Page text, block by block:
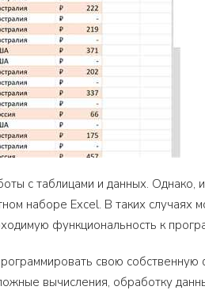
с таблицами и данных. Однако,
наборе Excel. В таких случаях
функциональность к
свою
вычисления, обработку